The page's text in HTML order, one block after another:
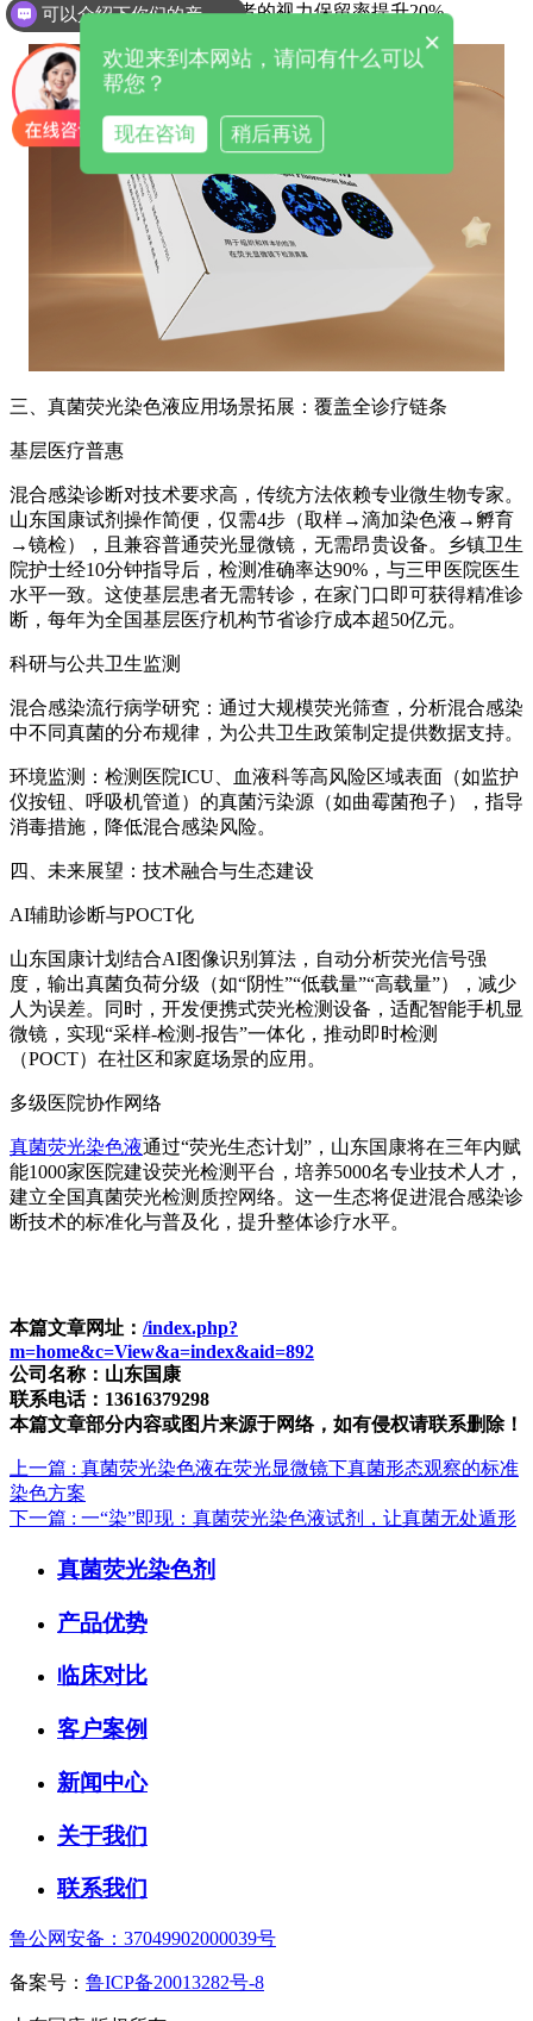
某眼科医院使用后，此类患者的视力保留率提升20%。
三、 真菌荧光染色液应用场景拓展：覆盖全诊疗链条
基层医疗普惠
混合感染诊断对技术要求高，传统方法依赖专业微生物专家。
山东国康试剂操作简便，仅需4步（取样→滴加染色液→孵育
→镜检），且兼容普通荧光显微镜，无需昂贵设备。乡镇卫生
院护士经10分钟指导后，检测准确率达90%，与三甲医院医生
水平一致。这使基层患者无需转诊，在家门口即可获得精准诊
断，每年为全国基层医疗机构节省诊疗成本超50亿元。
科研与公共卫生监测
混合感染流行病学研究：通过大规模荧光筛查，分析混合感染
中不同真菌的分布规律，为公共卫生政策制定提供数据支持。
环境监测：检测医院ICU、血液科等高风险区域表面（如监护
仪按钮、呼吸机管道）的真菌污染源（如曲霉菌孢子），指导
消毒措施，降低混合感染风险。
四、未来展望：技术融合与生态建设
AI辅助诊断与POCT化
山东国康计划结合AI图像识别算法，自动分析荧光信号强
度，输出真菌负荷分级（如“阴性”“低载量”“高载量”），减少
人为误差。同时，开发便携式荧光检测设备，适配智能手机显
微镜，实现“采样-检测-报告”一体化，推动即时检测
（POCT）在社区和家庭场景的应用。
多级医院协作网络
真菌荧光染色液通过“荧光生态计划”，山东国康将在三年内赋
能1000家医院建设荧光检测平台，培养5000名专业技术人才，
建立全国真菌荧光检测质控网络。这一生态将促进混合感染诊
断技术的标准化与普及化，提升整体诊疗水平。
本篇文章网址： /index.php?
m=home&c=View&a=index&aid=892
公司名称：山东国康
联系电话：13616379298
本篇文章部分内容或图片来源于网络，如有侵权请联系删除！
上一篇 : 真菌荧光染色液在荧光显微镜下真菌形态观察的标准
染色方案
下一篇 : 一“染”即现：真菌荧光染色液试剂，让真菌无处遁形
真菌荧光染色剂
产品优势
临床对比
客户案例
新闻中心
关于我们
联系我们
鲁公网安备：37049902000039号
备案号： 鲁ICP备20013282号-8
可以介绍下你们的产品么
×
欢迎来到本网站，请问有什么可以
帮您？
现在咨询 稍后再说